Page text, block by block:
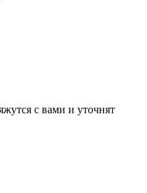
с вами и уточнят